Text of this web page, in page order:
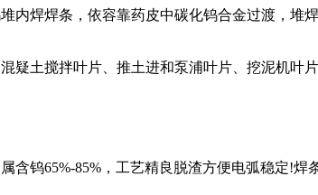
焊焊条，依容靠药皮中碳化钨合金过渡，堆
土搅拌叶片、推土进和泵浦叶片、挖泥机叶片
钨65%-85%，工艺精良脱渣方便电弧稳定!焊